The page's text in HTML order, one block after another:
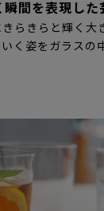
間を表現した
らきらと輝く大
く姿をガラスの